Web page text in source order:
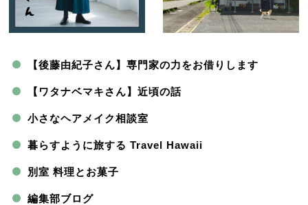
【後藤由紀子さん】専門家の力をお借りします
【ワタナベマキさん】近頃の話
小さなヘアメイク相談室
暮らすように旅する Travel Hawaii
別室 料理とお菓子
編集部ブログ